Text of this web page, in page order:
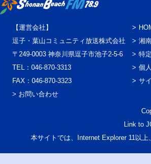
【運営会社】
逗子・葉山コミュニティ放送株式会社
〒249-0003 神奈川県逗子市池子2-5-6
TEL：046-870-3313
FAX：046-870-3323
> お問い合わせ
湘
特
個
サ
Link to
本サイトでは、Internet Explorer 11以